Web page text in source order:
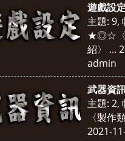
遊戲設
主題: 9,
★◎☆〈
紹〉 ...
admin
武器資
主題: 2,
〈製作
2021-